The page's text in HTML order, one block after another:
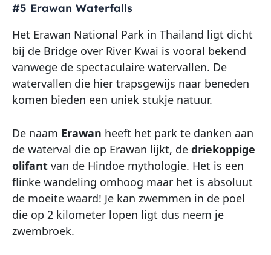
#5 Erawan Waterfalls
Het Erawan National Park in Thailand ligt dicht
bij de Bridge over River Kwai is vooral bekend
vanwege de spectaculaire watervallen. De
watervallen die hier trapsgewijs naar beneden
komen bieden een uniek stukje natuur.
De naam Erawan heeft het park te danken aan
de waterval die op Erawan lijkt, de driekoppige
olifant van de Hindoe mythologie. Het is een
flinke wandeling omhoog maar het is absoluut
de moeite waard! Je kan zwemmen in de poel
die op 2 kilometer lopen ligt dus neem je
zwembroek.